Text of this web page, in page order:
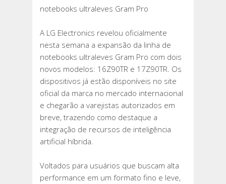
NA
LINHA
DE
NOTEBOOKS
ULTRALEVES
GRAM
PRO
notebooks ultraleves Gram Pro
A LG Electronics revelou oficialmente
nesta semana a expansão da linha de
notebooks ultraleves Gram Pro com dois
novos modelos: 16Z90TR e 17Z90TR. Os
dispositivos já estão disponíveis no site
oficial da marca no mercado internacional
e chegarão a varejistas autorizados em
breve, trazendo como destaque a
integração de recursos de inteligência
artificial híbrida.
Voltados para usuários que buscam alta
performance em um formato fino e leve,